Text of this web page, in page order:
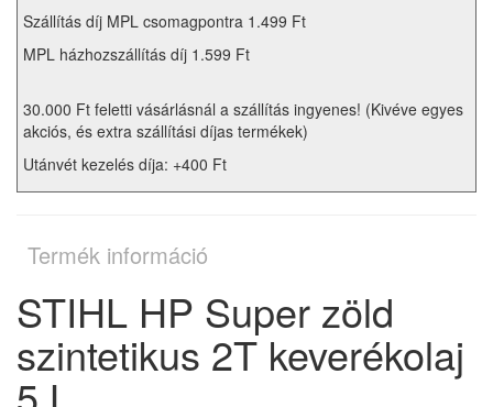
Szállítás díj MPL csomagpontra 1.499 Ft
MPL házhozszállítás díj 1.599 Ft
30.000 Ft feletti vásárlásnál a szállítás ingyenes! (Kivéve egyes
akciós, és extra szállítási díjas termékek)
Utánvét kezelés díja: +400 Ft
Termék információ
STIHL HP Super zöld
szintetikus 2T keverékolaj